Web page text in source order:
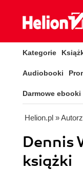
Kategorie
Audiobooki
Darmowe ebooki
Helion.pl »
Dennis
książki